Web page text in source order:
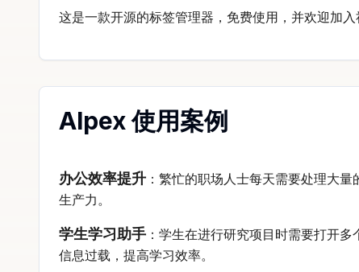
这是一款开源的标签管理器，免费使用，并欢迎加入
AIpex 使用案例
办公效率提升 ：繁忙的职场人士每天需要处理大
生产力。
学生学习助手 ：学生在进行研究项目时需要打开
信息过载，提高学习效率。